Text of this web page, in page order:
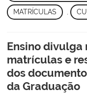
MATRÍCULAS ,
Ensino divulga
matrículas e
dos
da Graduação